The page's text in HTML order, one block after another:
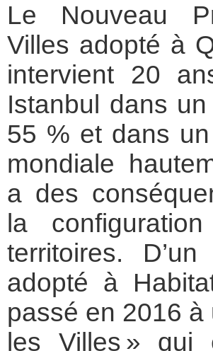
Le Nouveau
Villes adopté à
intervient 20
Istanbul dans
55 % et dans un
mondiale
a des
la
territoires.
adopté à
passé en 2016 à
les Villes » qui